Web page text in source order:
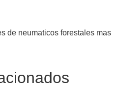
de neumaticos forestales mas